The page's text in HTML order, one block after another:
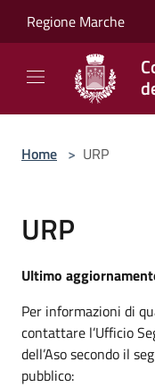
Regione Marche
Home > URP
URP
Ultimo
Per informazioni di
contattare l’Ufficio
dell’Aso secondo il
pubblico: